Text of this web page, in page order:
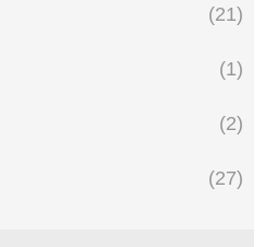
(21)
(1)
(2)
(27)